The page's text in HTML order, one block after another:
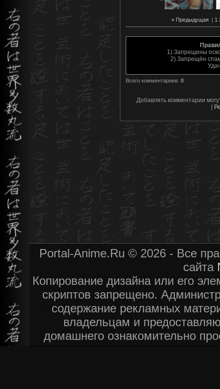
« Предыдущая| 1
1) Запрещены
2) Запрещён
Всего комментариев: 0
Добавлять комментарии
[
Portal-Anime.Ru © 2026 - Все
сайта
Копирование дизайна или его
скриптов запрещено.
содержание рекламных
владельцам и
домашнего ознакомительно